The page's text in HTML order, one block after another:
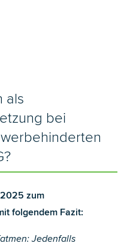
als
bei
zum
folgendem Fazit:
Jedenfalls